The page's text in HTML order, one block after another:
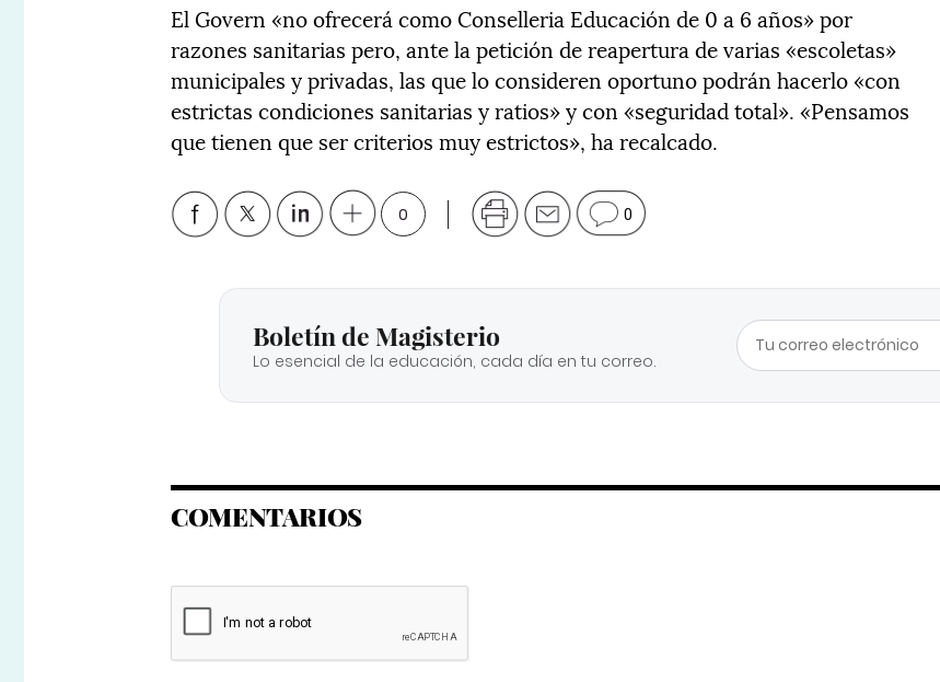
El Govern «no ofrecerá como Conselleria Educación de 0 a 6 años» por
razones sanitarias pero, ante la petición de reapertura de varias «escoletas»
municipales y privadas, las que lo consideren oportuno podrán hacerlo «con
estrictas condiciones sanitarias y ratios» y con «seguridad total». «Pensamos
que tienen que ser criterios muy estrictos», ha recalcado.
0 0
Boletín de Magisterio
Lo esencial de la educación, cada día en tu correo.
COMENTARIOS